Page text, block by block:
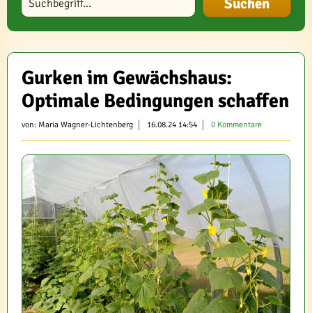
Gurken im Gewächshaus:
Optimale Bedingungen schaffen
von: Maria Wagner-Lichtenberg 16.08.24 14:54 0 Kommentare